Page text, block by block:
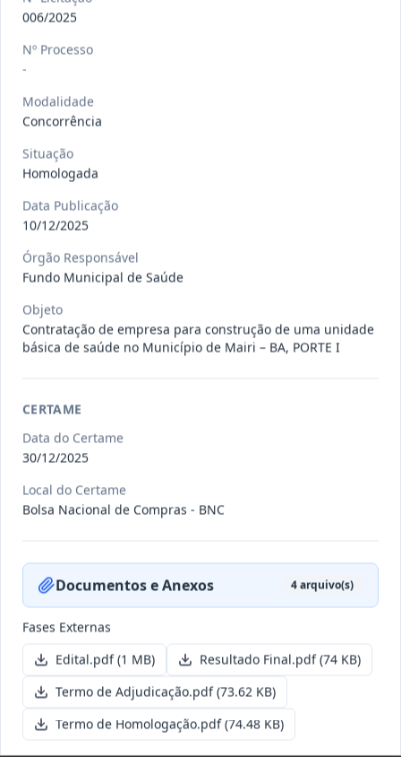
Pregão
Eletrônico
Situação:
Pregão
Eletrônico
Situação: Publicada
Credenciamento
serviços...
011/2026
007/2026
Contratação de empresa
em pa
...
Situação: Publicada Data:27/05/2026 Ver detalhes
006/2025
Nº Processo
-
Modalidade
Concorrência
Situação
Homologada
Data Publicação
10/12/2025
Órgão Responsável
Fundo Municipal de Saúde
Objeto
Contratação de empresa para construção de uma unidade
básica de saúde no Município de Mairi – BA, PORTE I
CERTAME
Data do Certame
30/12/2025
Local do Certame
Bolsa Nacional de Compras - BNC
Documentos e Anexos 4arquivo(s)
Fases Externas
Edital.pdf(1 MB) Resultado Final.pdf(74 KB)
Termo de Adjudicação.pdf(73.62 KB)
Termo de Homologação.pdf(74.48 KB)